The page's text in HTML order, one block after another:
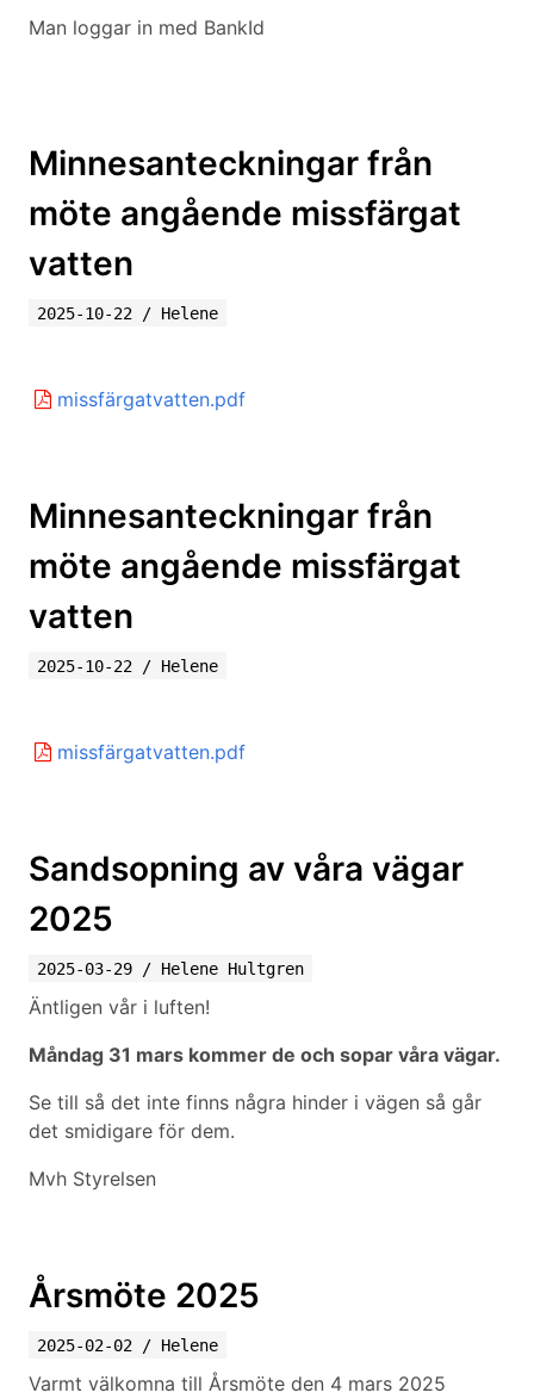
Man loggar in med BankId
Minnesanteckningar från
möte angående missfärgat
vatten
2025-10-22 / Helene
missfärgatvatten.pdf
Minnesanteckningar från
möte angående missfärgat
vatten
2025-10-22 / Helene
missfärgatvatten.pdf
Sandsopning av våra vägar
2025
2025-03-29 / Helene Hultgren
Äntligen vår i luften!
Måndag 31 mars kommer de och sopar våra vägar.
Se till så det inte finns några hinder i vägen så går
det smidigare för dem.
Mvh Styrelsen
Årsmöte 2025
2025-02-02 / Helene
Varmt välkomna till Årsmöte den 4 mars 2025